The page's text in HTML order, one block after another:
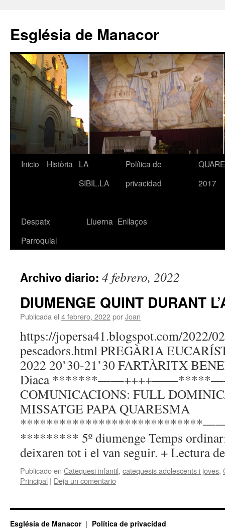
contenido
Església de Manacor
Inicio Història
LA
SIBIL.LA
Política de
privacidad
2017
Despatx
Parroquial
Lluerna Enllaços
Archivo diario: 4 febrero, 2022
DIUMENGE QUINT DURANT
Publicada el 4 febrero, 2022porJoan
https://jopersa41.blogspot.com/2022/
pescadors.html PREGÀRIA
2022 20’30-21’30 FARTÀRITX
Diaca
COMUNICACIONS: FULL
MISSATGE PAPA QUARESMA
********* 5º diumenge Temps
deixaren tot i el van seguir. + Lectura
Publicado en Catequesi infantil, catequesis adolescents i joves,
Principal | Deja un comentario
Església de Manacor Política de privacidad